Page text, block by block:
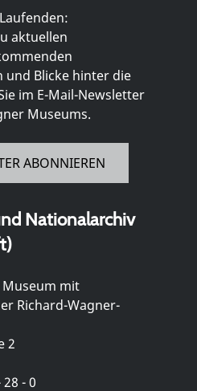
aktuellen
und Blicke hinter die
im E-Mail-Newsletter
Museums.
ABONNIEREN
Nationalarchiv
Museum mit
Richard-Wagner-
2
- 0